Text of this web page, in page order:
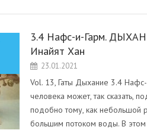
3.4 Нафс-и-Гарм.
Инайят Хан
23.01.2021
Vol. 13, Гаты Дыхание 3.4
человека может, так сказать,
подобно тому, как небольшой
большим потоком воды. В